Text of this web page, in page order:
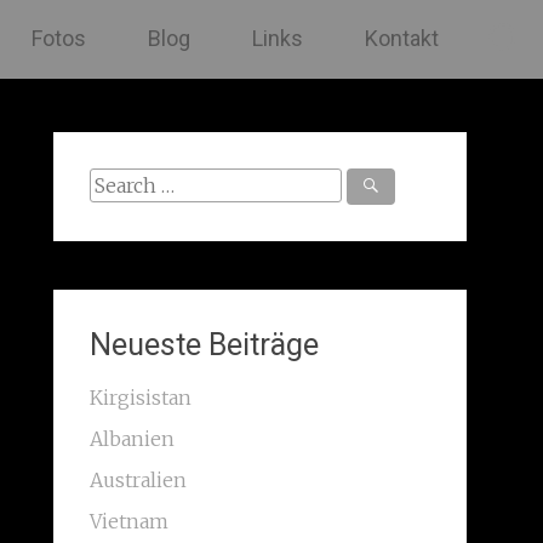
Fotos Blog Links Kontakt
Search
Neueste Beiträge
Kirgisistan
Albanien
Australien
Vietnam